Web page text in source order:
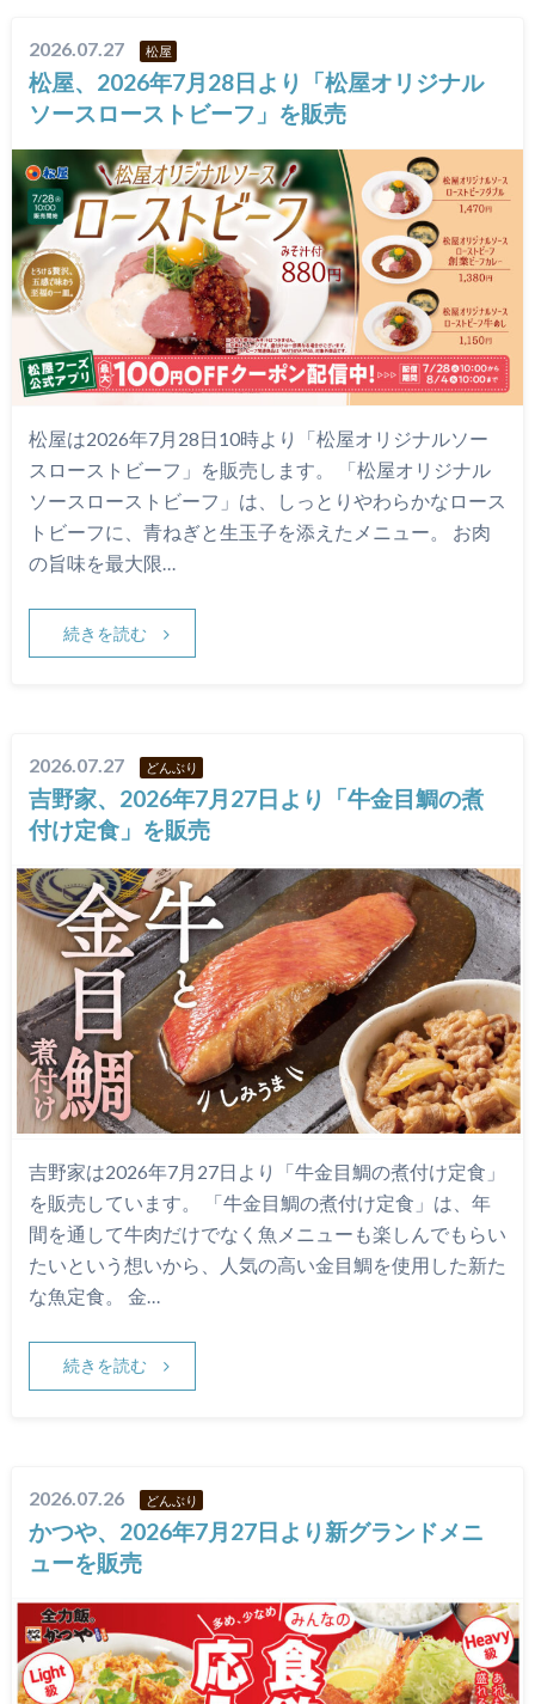
2026.07.27 松屋
松屋、2026年7月28日より「松屋オリジナル
ソースローストビーフ」を販売
松屋は2026年7月28日10時より「松屋オリジナルソー
スローストビーフ」を販売します。 「松屋オリジナル
ソースローストビーフ」は、しっとりやわらかなロース
トビーフに、青ねぎと生玉子を添えたメニュー。 お肉
の旨味を最大限…
続きを読む
2026.07.27 どんぶり
吉野家、2026年7月27日より「牛金目鯛の煮
付け定食」を販売
吉野家は2026年7月27日より「牛金目鯛の煮付け定食」
を販売しています。 「牛金目鯛の煮付け定食」は、年
間を通して牛肉だけでなく魚メニューも楽しんでもらい
たいという想いから、人気の高い金目鯛を使用した新た
な魚定食。 金…
続きを読む
2026.07.26 どんぶり
かつや、2026年7月27日より新グランドメニ
ューを販売